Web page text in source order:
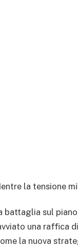
la tensione
battaglia sul
una raffica
la nuova